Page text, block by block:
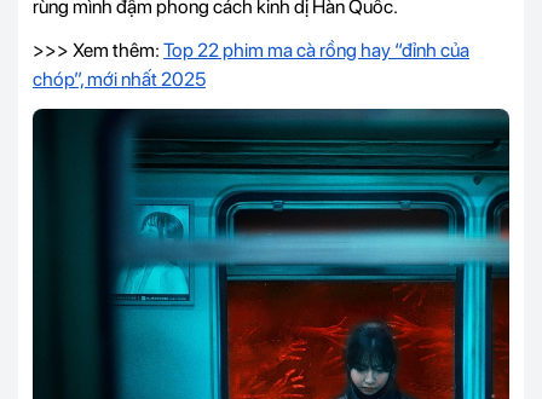
rùng mình đậm phong cách kinh dị Hàn Quốc.
>>> Xem thêm: Top 22 phim ma cà rồng hay “đỉnh của
chóp”, mới nhất 2025